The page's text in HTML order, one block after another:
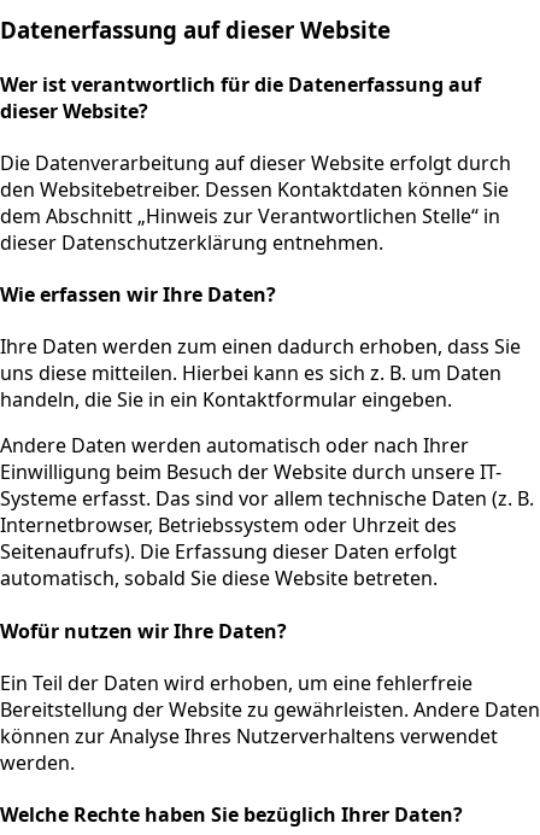
Datenerfassung auf dieser Website
Wer ist verantwortlich für die Datenerfassung auf
dieser Website?
Die Datenverarbeitung auf dieser Website erfolgt durch
den Websitebetreiber. Dessen Kontaktdaten können Sie
dem Abschnitt „Hinweis zur Verantwortlichen Stelle“ in
dieser Datenschutzerklärung entnehmen.
Wie erfassen wir Ihre Daten?
Ihre Daten werden zum einen dadurch erhoben, dass Sie
uns diese mitteilen. Hierbei kann es sich z. B. um Daten
handeln, die Sie in ein Kontaktformular eingeben.
Andere Daten werden automatisch oder nach Ihrer
Einwilligung beim Besuch der Website durch unsere IT-
Systeme erfasst. Das sind vor allem technische Daten (z. B.
Internetbrowser, Betriebssystem oder Uhrzeit des
Seitenaufrufs). Die Erfassung dieser Daten erfolgt
automatisch, sobald Sie diese Website betreten.
Wofür nutzen wir Ihre Daten?
Ein Teil der Daten wird erhoben, um eine fehlerfreie
Bereitstellung der Website zu gewährleisten. Andere Daten
können zur Analyse Ihres Nutzerverhaltens verwendet
werden.
Welche Rechte haben Sie bezüglich Ihrer Daten?